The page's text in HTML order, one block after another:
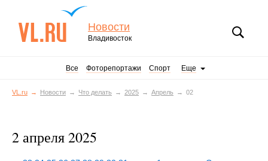
Новости
Владивосток
Все Фоторепортажи Спорт Еще
VL.ru Новости Что делать 2025 Апрель 02
2 апреля 2025